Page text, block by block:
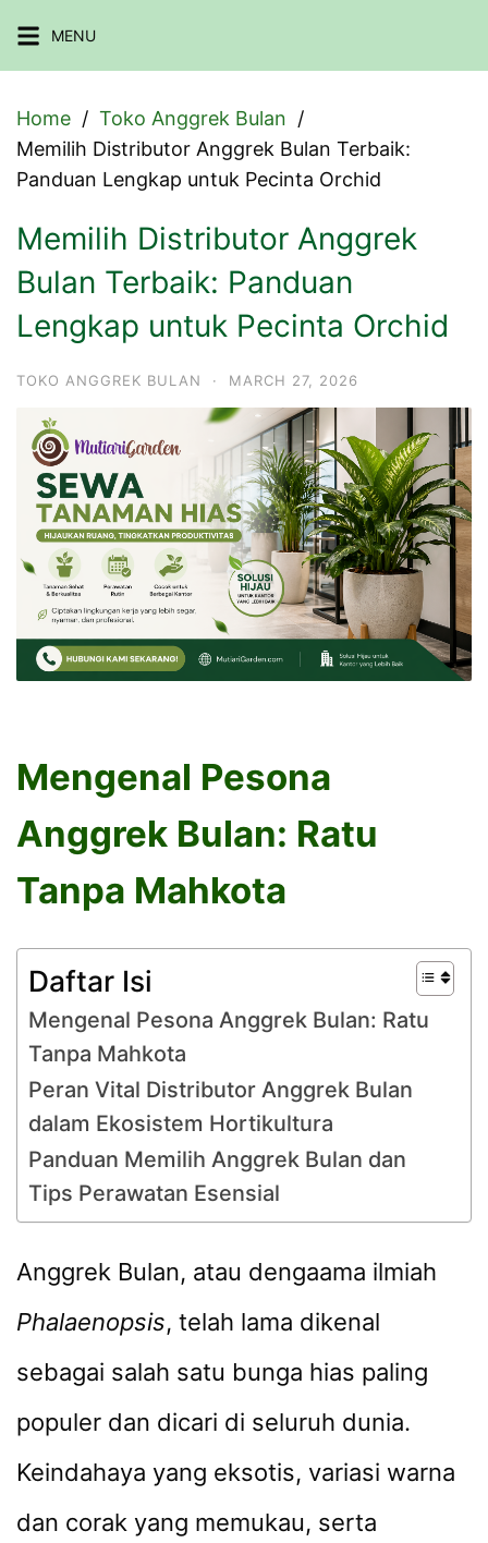
to
MENU
Home
Toko Anggrek Bulan
Memilih Distributor Anggrek Bulan Terbaik:
Panduan Lengkap untuk Pecinta Orchid
Memilih Distributor Anggrek
Bulan Terbaik: Panduan
Lengkap untuk Pecinta Orchid
TOKO ANGGREK BULAN · MARCH 27, 2026
Mengenal Pesona
Anggrek Bulan: Ratu
Tanpa Mahkota
Daftar Isi
Mengenal Pesona Anggrek Bulan: Ratu
Tanpa Mahkota
Peran Vital Distributor Anggrek Bulan
dalam Ekosistem Hortikultura
Panduan Memilih Anggrek Bulan dan
Tips Perawatan Esensial
Anggrek Bulan, atau dengaama ilmiah
Phalaenopsis, telah lama dikenal
sebagai salah satu bunga hias paling
populer dan dicari di seluruh dunia.
Keindahaya yang eksotis, variasi warna
dan corak yang memukau, serta